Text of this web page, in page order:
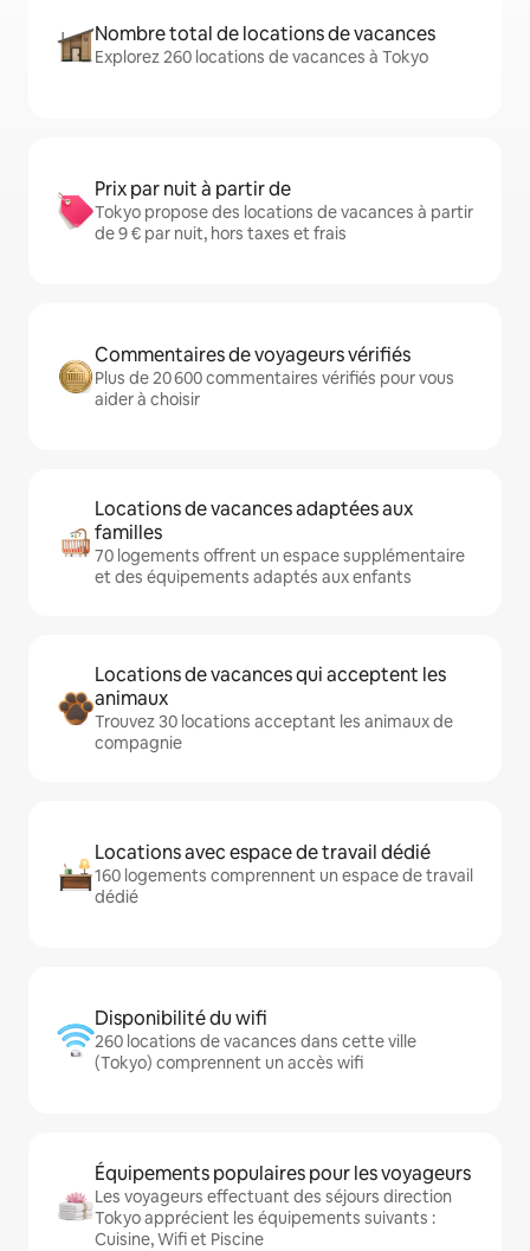
Nombre total de locations de vacances
Explorez 260 locations de vacances à Tokyo
Prix par nuit à partir de
Tokyo propose des locations de vacances à partir
de 9 € par nuit, hors taxes et frais
Commentaires de voyageurs vérifiés
Plus de 20 600 commentaires vérifiés pour vous
aider à choisir
Locations de vacances adaptées aux
familles
70 logements offrent un espace supplémentaire
et des équipements adaptés aux enfants
Locations de vacances qui acceptent les
animaux
Trouvez 30 locations acceptant les animaux de
compagnie
Locations avec espace de travail dédié
160 logements comprennent un espace de travail
dédié
Disponibilité du wifi
260 locations de vacances dans cette ville
(Tokyo) comprennent un accès wifi
Équipements populaires pour les voyageurs
Les voyageurs effectuant des séjours direction
Tokyo apprécient les équipements suivants :
Cuisine, Wifi et Piscine